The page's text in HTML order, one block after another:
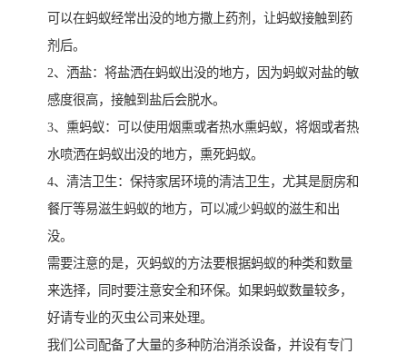
可以在蚂蚁经常出没的地方撒上药剂，让蚂蚁接触到药
剂后。
2、洒盐：将盐洒在蚂蚁出没的地方，因为蚂蚁对盐的敏
感度很高，接触到盐后会脱水。
3、熏蚂蚁：可以使用烟熏或者热水熏蚂蚁，将烟或者热
水喷洒在蚂蚁出没的地方，熏死蚂蚁。
4、清洁卫生：保持家居环境的清洁卫生，尤其是厨房和
餐厅等易滋生蚂蚁的地方，可以减少蚂蚁的滋生和出
没。
需要注意的是，灭蚂蚁的方法要根据蚂蚁的种类和数量
来选择，同时要注意安全和环保。如果蚂蚁数量较多，
好请专业的灭虫公司来处理。
我们公司配备了大量的多种防治消杀设备，并设有专门